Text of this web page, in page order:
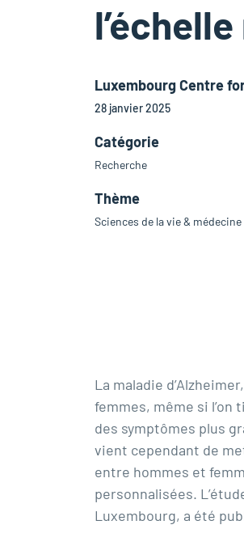
Luxembourg Centre
28 janvier 2025
Catégorie
Recherche
Thème
Sciences de la vie & médecine
La maladie
femmes, même si
des symptômes plus
vient cependant de
entre hommes et
personnalisées.
Luxembourg, a été